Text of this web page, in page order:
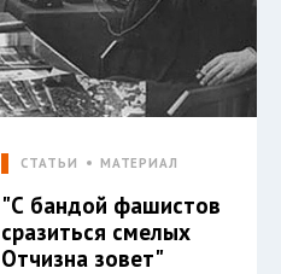
СТАТЬИ МАТЕРИАЛ
"С бандой фашистов
сразиться смелых
Отчизна зовет"